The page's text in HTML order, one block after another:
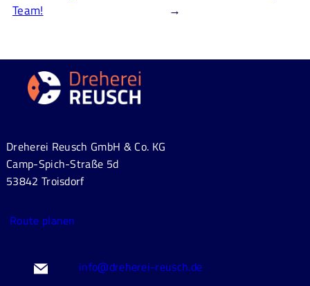
Team!
→
Dreherei Reusch GmbH & Co. KG
Camp-Spich-Straße 5d
53842 Troisdorf
Route planen
info@dreherei-reusch.de